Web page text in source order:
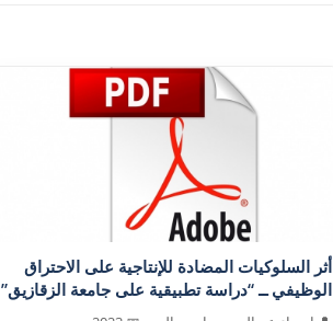
أثر السلوکيات المضادة للإنتاجية على الاحتراق
الوظيفي ــ “دراسة تطبيقية على جامعة الزقازيق”